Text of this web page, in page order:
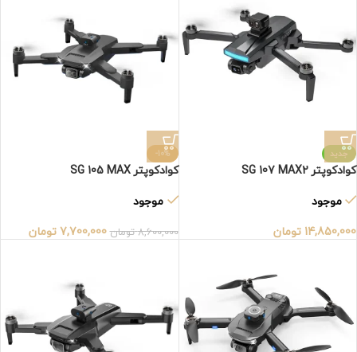
جدید
کوادکوپتر SG 107 MAX2
موجود
14,850,000 تومان
-10%
کوادکوپتر SG 105 MAX
موجود
8,600,000تومان7,700,000تومان